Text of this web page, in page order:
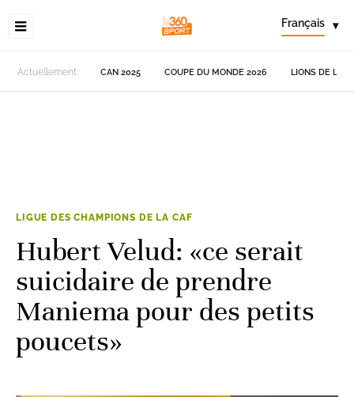
Français ▾
Actuellement CAN 2025 COUPE DU MONDE 2026 LIONS DE
LIGUE DES CHAMPIONS DE LA CAF
Hubert Velud: «ce serait
suicidaire de prendre
Maniema pour des petits
poucets»